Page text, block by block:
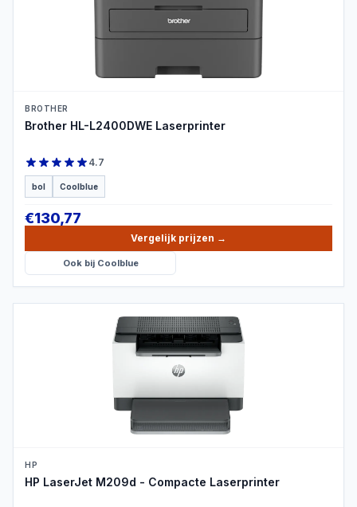
PRODUCTBEELD
BROTHER
Brother HL-L2400DWE Laserprinter
4.7
bol Coolblue
€130,77
Vergelijk prijzen →
Ook bij Coolblue
PRODUCTBEELD
HP
HP LaserJet M209d - Compacte Laserprinter